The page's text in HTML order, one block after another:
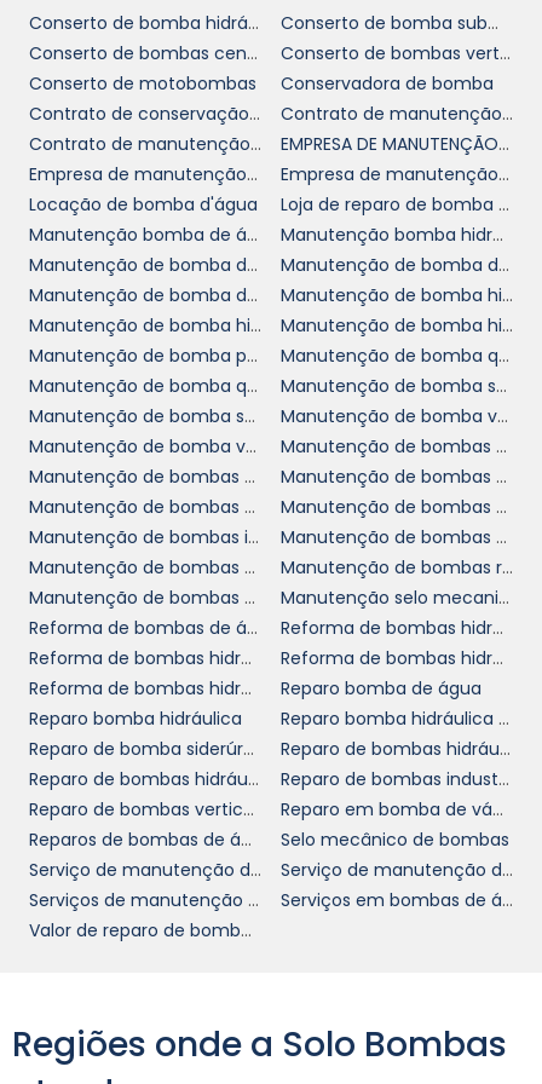
TECNOLOGIA DE PONTA E
EQUIPAMENTOS DE ÚLTIMA
GERAÇÃO
Nosso compromisso com a inovação se
reflete no uso de tecnologia avançada para a
manutenção de bombas verticais. Utilizamos
equipamentos de diagnóstico de última
geração, que permitem a detecção precisa
de anomalias e a avaliação do desempenho
em tempo real. Isso garante que intervenções
sejam realizadas apenas quando realmente
necessárias, economizando tempo e recursos.
Além disso, os dados coletados durante as
análises são utilizados para criar relatórios
detalhados sobre a condição de suas
bombas, permitindo uma gestão mais eficaz
e informada do seu sistema de
bombeamento. A tecnologia não só aumenta
a eficiência, mas também proporciona maior
transparência nos serviços prestados.
BENEFÍCIOS DE ESCOLHER
NOSSA EMPRESA
Escolher aempresa de manutenção de
bombas verticaisé optar por um parceiro
comprometido com a qualidade e a
confiabilidade. Oferecemos suporte técnico
especializado, consultoria e um excelente
atendimento ao cliente, garantindo que
Nossa equipe é formada por técnicos
Conserto de bomba hidráulica em sp
Conserto de bomba submersa
Conserto de bombas centrifuga
Conserto de bombas verticais
Conserto de motobombas
Conservadora de bomba
Contrato de conservação de bomba
Contrato de manutenção de bomba
Contrato de manutenção de bomba em sp
EMPRESA DE MANUTENÇÃO DE BOMBAS VERTICAIS
Empresa de manutenção de bombas
Empresa de manutenção de bombas centrifuga
Locação de bomba d'água
Loja de reparo de bomba hidráulica
Manutenção bomba de água
Manutenção bomba hidráulica
Manutenção de bomba de piscina
Manutenção de bomba de vácuo
Manutenção de bomba de água
Manutenção de bomba hidráulica
Manutenção de bomba hidráulica cotar
Manutenção de bomba hidráulica industrial
Manutenção de bomba para caldeira
Manutenção de bomba química
Manutenção de bomba química em sp
Manutenção de bomba saneamento
Manutenção de bomba submersível
Manutenção de bomba vertical de ácidos
Manutenção de bomba vertical de ácidos sp
Manutenção de bombas centrífugas
Manutenção de bombas de alta pressão
Manutenção de bombas em sp
Manutenção de bombas hidráulicas em sp
Manutenção de bombas hidráulicas rexroth
Manutenção de bombas industriais de ácidos
Manutenção de bombas no abc
Manutenção de bombas para usinas
Manutenção de bombas rotativas
Manutenção de bombas verticais
Manutenção selo mecanico
Reforma de bombas de água sp
Reforma de bombas hidráulicas
Reforma de bombas hidráulicas de palhetas
Reforma de bombas hidráulicas de pistões
Reforma de bombas hidráulicas vickers
Reparo bomba de água
Reparo bomba hidráulica
Reparo bomba hidráulica sp
Reparo de bomba siderúrgica
Reparo de bombas hidráulicas de pistões
Reparo de bombas hidráulicas em sp
Reparo de bombas industriais de ácidos
Reparo de bombas verticais
Reparo em bomba de vácuo
Reparos de bombas de água sp
Selo mecânico de bombas
Serviço de manutenção de bombas químicas
Serviço de manutenção de bombas verticais
Serviços de manutenção de bombas
Serviços em bombas de água
Valor de reparo de bomba hidráulica
Regiões onde a Solo Bombas